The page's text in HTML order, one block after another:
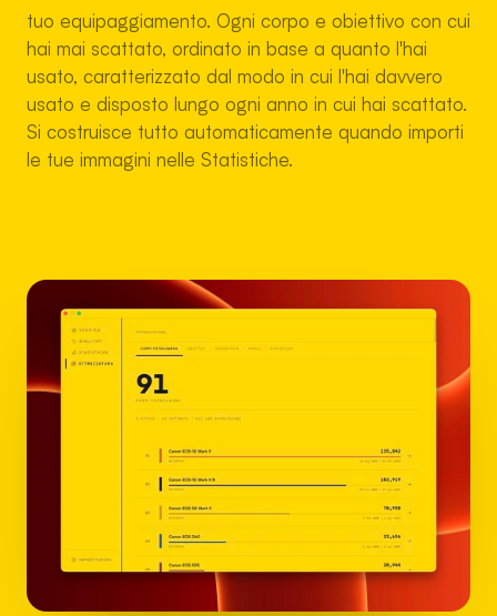
tuo equipaggiamento. Ogni corpo e obiettivo con cui
hai mai scattato, ordinato in base a quanto l'hai
usato, caratterizzato dal modo in cui l'hai davvero
usato e disposto lungo ogni anno in cui hai scattato.
Si costruisce tutto automaticamente quando importi
le tue immagini nelle Statistiche.